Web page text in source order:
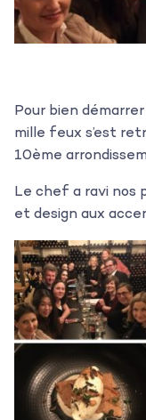
L’agence
Les
Pour bien
mille feux s’est
10ème
Le chef a ravi nos
et design aux